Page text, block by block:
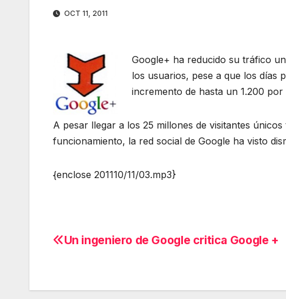
OCT 11, 2011
Google+ ha reducido su tráfico
los usuarios, pese a que los días
incremento de hasta un 1.200 por
A pesar llegar a los 25 millones de visitantes
funcionamiento, la red social de Google ha visto
{enclose 201110/11/03.mp3}
Navegación
entradas
Un ingeniero de Google critica Google +